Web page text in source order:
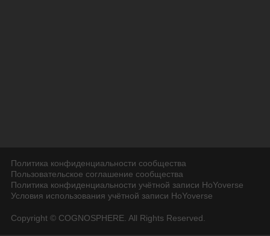
Политика конфиденциальности сообщества
Пользовательское соглашение сообщества
Политика конфиденциальности учётной записи HoYoverse
Условия использования учётной записи HoYoverse
Copyright © COGNOSPHERE. All Rights Reserved.